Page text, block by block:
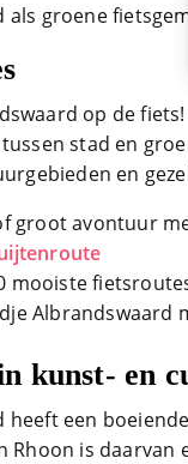
groene
op de
stad en
en
groot avontuur
mooiste
Albrandswaard
kunst- en
heeft een
Rhoon is